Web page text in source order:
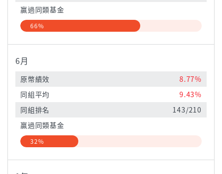
贏過同類基金
66%
6月
原幣績效
8.77%
同組平均
9.43%
同組排名
143/210
贏過同類基金
32%